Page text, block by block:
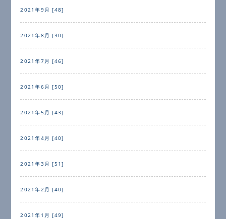
2021年9月 [48]
2021年8月 [30]
2021年7月 [46]
2021年6月 [50]
2021年5月 [43]
2021年4月 [40]
2021年3月 [51]
2021年2月 [40]
2021年1月 [49]